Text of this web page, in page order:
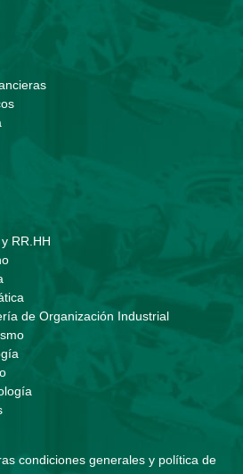
RR.HH
de Organización Industrial
condiciones generales y política de